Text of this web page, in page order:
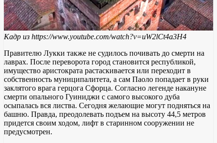
Кадр из https://www.youtube.com/watch?v=uW2lCt4a3H4
Правителю Лукки также не судилось почивать до смерти на
лаврах. После переворота город становится республикой,
имущество аристократа растаскивается или переходит в
собственность муниципалитета, а сам Паоло попадает в руки
заклятого врага герцога Сфорца. Согласно легенде накануне
смерти опального Гуиниджи с самого высокого дуба
осыпалась вся листва. Сегодня желающие могут подняться на
башню. Правда, преодолевать подъем на высоту 44,5 метров
придется своим ходом, лифт в старинном сооружении не
предусмотрен.